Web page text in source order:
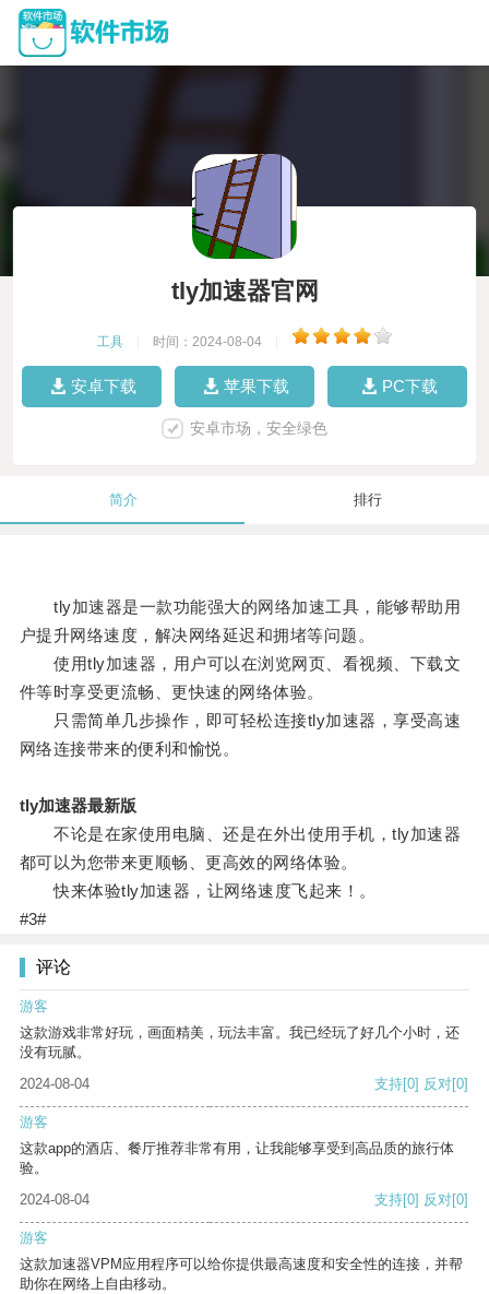
tly加速器官网
工具 时间：2024-08-04
安卓下载 苹果下载 PC下载
安卓市场，安全绿色
简介 排行
tly加速器是一款功能强大的网络加速工具，能够帮助用
户提升网络速度，解决网络延迟和拥堵等问题。
使用tly加速器，用户可以在浏览网页、看视频、下载文
件等时享受更流畅、更快速的网络体验。
只需简单几步操作，即可轻松连接tly加速器，享受高速
网络连接带来的便利和愉悦。
tly加速器最新版
不论是在家使用电脑、还是在外出使用手机，tly加速器
都可以为您带来更顺畅、更高效的网络体验。
快来体验tly加速器，让网络速度飞起来！。
#3#
评论
游客
这款游戏非常好玩，画面精美，玩法丰富。我已经玩了好几个小时，还
没有玩腻。
2024-08-04
支持[0] 反对[0]
游客
这款app的酒店、餐厅推荐非常有用，让我能够享受到高品质的旅行体
验。
2024-08-04
支持[0] 反对[0]
游客
这款加速器VPM应用程序可以给你提供最高速度和安全性的连接，并帮
助你在网络上自由移动。